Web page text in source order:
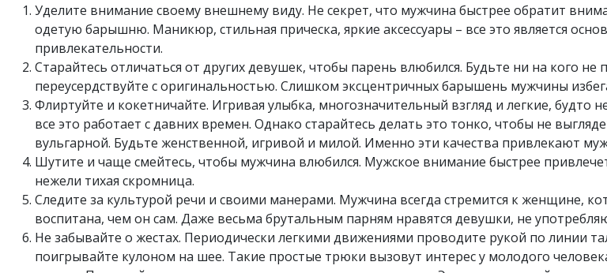
Уделите внимание своему внешнему виду. Не секрет, что мужчина быстрее обратит
одетую барышню. Маникюр, стильная прическа, яркие аксессуары – все это является
привлекательности.
Старайтесь отличаться от других девушек, чтобы парень влюбился. Будьте ни на кого не
переусердствуйте с оригинальностью. Слишком эксцентричных барышень мужчины
Флиртуйте и кокетничайте. Игривая улыбка, многозначительный взгляд и легкие, будто
все это работает с давних времен. Однако старайтесь делать это тонко, чтобы не
вульгарной. Будьте женственной, игривой и милой. Именно эти качества привлекают
Шутите и чаще смейтесь, чтобы мужчина влюбился. Мужское внимание быстрее
нежели тихая скромница.
Следите за культурой речи и своими манерами. Мужчина всегда стремится к женщине,
воспитана, чем он сам. Даже весьма брутальным парням нравятся девушки, не
Не забывайте о жестах. Периодически легкими движениями проводите рукой по линии
поигрывайте кулоном на шее. Такие простые трюки вызовут интерес у молодого